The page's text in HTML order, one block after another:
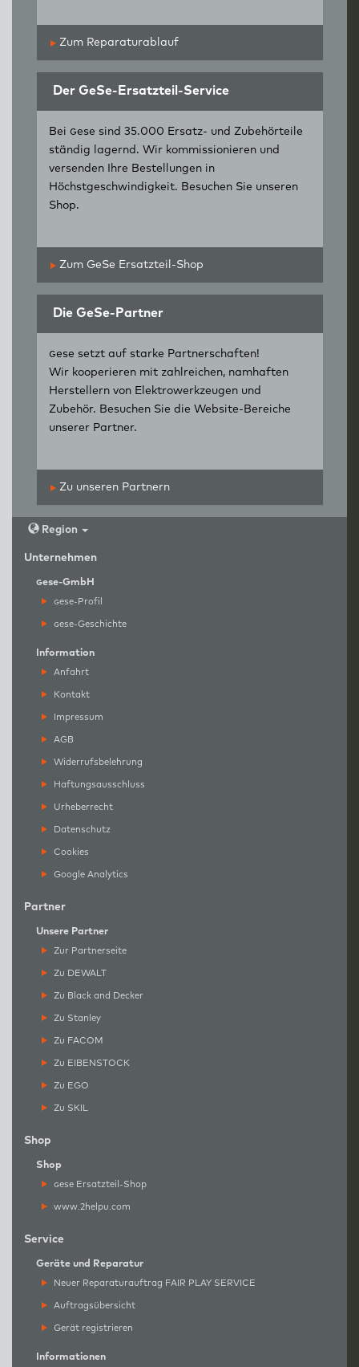
Zum Reparaturablauf
Der GeSe-Ersatzteil-Service
Bei gese sind 35.000 Ersatz- und Zubehörteile
ständig lagernd. Wir kommissionieren und
versenden Ihre Bestellungen in
Höchstgeschwindigkeit. Besuchen Sie unseren
Shop.
Zum GeSe Ersatzteil-Shop
Die GeSe-Partner
gese setzt auf starke Partnerschaften!
Wir kooperieren mit zahlreichen, namhaften
Herstellern von Elektrowerkzeugen und
Zubehör. Besuchen Sie die Website-Bereiche
unserer Partner.
Zu unseren Partnern
Region
Unternehmen
gese-GmbH
gese-Profil
gese-Geschichte
Information
Anfahrt
Kontakt
Impressum
AGB
Widerrufsbelehrung
Haftungsausschluss
Urheberrecht
Datenschutz
Cookies
Google Analytics
Partner
Unsere Partner
Zur Partnerseite
Zu DEWALT
Zu Black and Decker
Zu Stanley
Zu FACOM
Zu EIBENSTOCK
Zu EGO
Zu SKIL
Shop
Shop
gese Ersatzteil-Shop
www.2helpu.com
Service
Geräte und Reparatur
Neuer Reparaturauftrag FAIR PLAY SERVICE
Auftragsübersicht
Gerät registrieren
Informationen